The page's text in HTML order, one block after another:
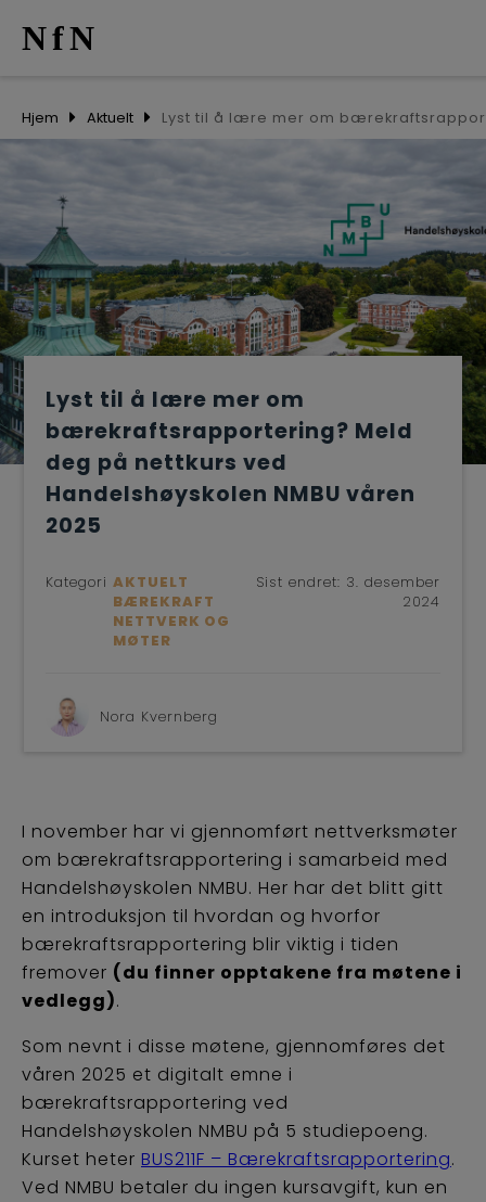
AKTUELT
NETTVERK
OM OSS
NfN
Hjem Aktuelt
Lyst til å lære mer om
bærekraftsrapportering? Meld
deg på nettkurs ved
Handelshøyskolen NMBU våren
2025
Kategori AKTUELT
BÆREKRAFT
NETTVERK OG
MØTER
Sist endret: 3. desember
2024
Nora Kvernberg
I november har vi gjennomført nettverksmøter
om bærekraftsrapportering i samarbeid med
Handelshøyskolen NMBU. Her har det blitt gitt
en introduksjon til hvordan og hvorfor
bærekraftsrapportering blir viktig i tiden
fremover (du finner opptakene fra møtene i
vedlegg).
Som nevnt i disse møtene, gjennomføres det
våren 2025 et digitalt emne i
bærekraftsrapportering ved
Handelshøyskolen NMBU på 5 studiepoeng.
Kurset heter BUS211F – Bærekraftsrapportering.
Ved NMBU betaler du ingen kursavgift, kun en